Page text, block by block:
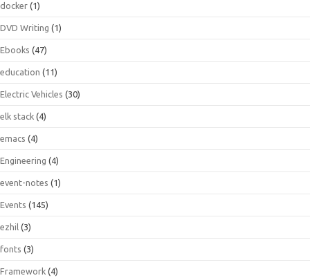
docker (1)
DVD Writing (1)
Ebooks (47)
education (11)
Electric Vehicles (30)
elk stack (4)
emacs (4)
Engineering (4)
event-notes (1)
Events (145)
ezhil (3)
fonts (3)
Framework (4)